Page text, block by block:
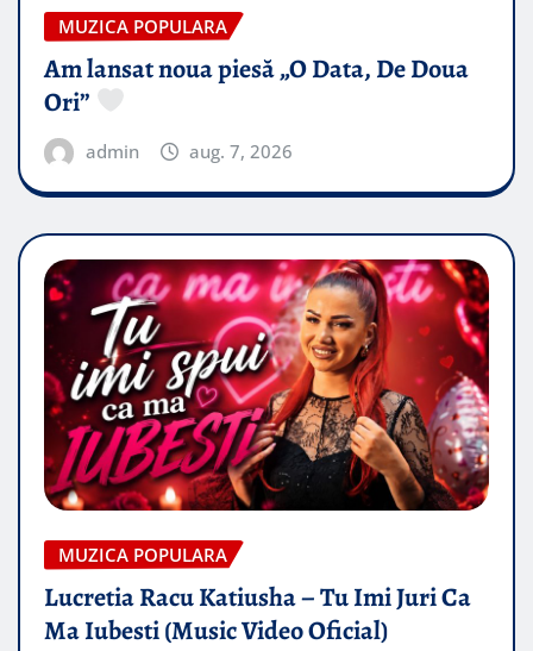
MUZICA POPULARA
Am lansat noua piesă „O Data, De Doua
Ori”
admin aug. 7, 2026
MUZICA POPULARA
Lucretia Racu Katiusha – Tu Imi Juri Ca
Ma Iubesti (Music Video Oficial)